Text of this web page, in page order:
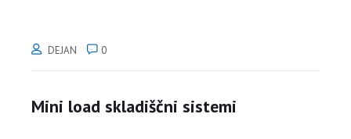
DEJAN 0
Mini load skladiščni sistemi